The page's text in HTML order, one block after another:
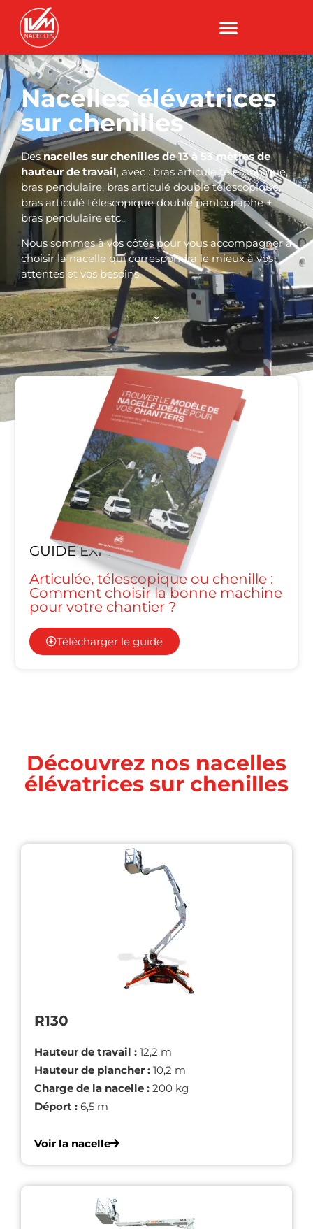
Nacelles élévatrices
sur chenilles
Desnacelles sur chenilles de 13 à 53 mètres de
hauteur de travail, avec : bras articulé télescopique,
bras pendulaire, bras articulé double télescopique,
bras articulé télescopique double pantographe +
bras pendulaire etc..
Nous sommes à vos côtés pour vous accompagner à
choisir la nacelle qui correspondra le mieux à vos
attentes et vos besoins.
GUIDE EXPRESS
Articulée, télescopique ou chenille :
Comment choisir la bonne machine
pour votre chantier ?
Télécharger le guide
Découvrez nos nacelles
élévatrices sur chenilles
R130
Hauteur de travail : 12,2 m
Hauteur de plancher : 10,2 m
Charge de la nacelle : 200 kg
Déport : 6,5 m
Voir la nacelle